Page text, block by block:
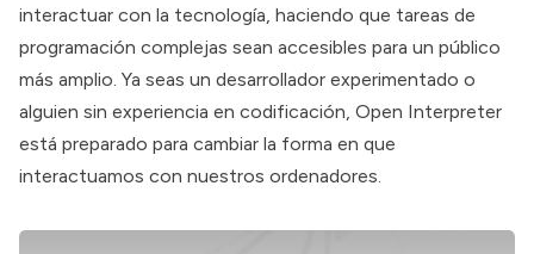
interactuar con la tecnología, haciendo que tareas de
programación complejas sean accesibles para un público
más amplio. Ya seas un desarrollador experimentado o
alguien sin experiencia en codificación, Open Interpreter
está preparado para cambiar la forma en que
interactuamos con nuestros ordenadores.